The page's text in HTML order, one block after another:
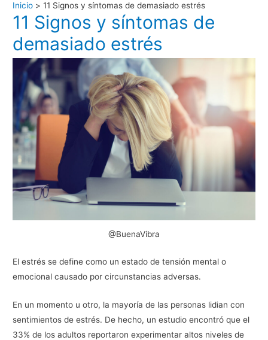
Inicio 11 Signos y síntomas de demasiado estrés
11 Signos y síntomas de
demasiado estrés
@BuenaVibra
El estrés se define como un estado de tensión mental o
emocional causado por circunstancias adversas.
En un momento u otro, la mayoría de las personas lidian con
sentimientos de estrés. De hecho, un estudio encontró que el
33% de los adultos reportaron experimentar altos niveles de